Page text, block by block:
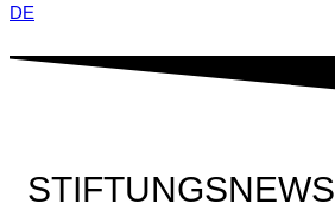
DE
STIFTUNGSNEWS